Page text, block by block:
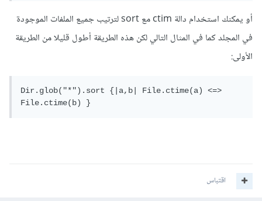
أو يمكنك استخدام دالة ctim مع sort لترتيب جميع الملفات الموجودة
في المجلد كما في المثال التالي لكن هذه الطريقة أطول قليلا من الطريقة
الأولى:
Dir.glob("*").sort {|a,b| File.ctime(a) <=>
File.ctime(b) }
اقتباس